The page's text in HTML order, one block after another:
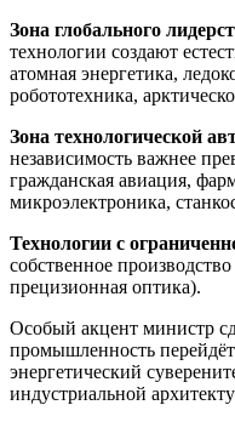
Зона глобального
технологии создают
атомная энергетика,
робототехника,
Зона технологической
независимость важнее
гражданская авиация,
микроэлектроника,
Технологии с
собственное
прецизионная оптика).
Особый акцент министр
промышленность
энергетический
индустриальной